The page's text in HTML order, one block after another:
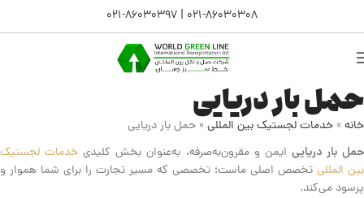
021-86030308
|
حمل بار دریایی
خانه » خدمات لجستیک بین المللی » حمل بار دریایی
حمل بار دریایی ایمن و مقرون‌به‌صرفه، به‌عنوان بخش کلیدی خدمات لجستیک
بین المللی تخصص اصلی ماست؛ تخصصی که مسیر تجارت را برای شما هموار و
پرسود می‌کند.